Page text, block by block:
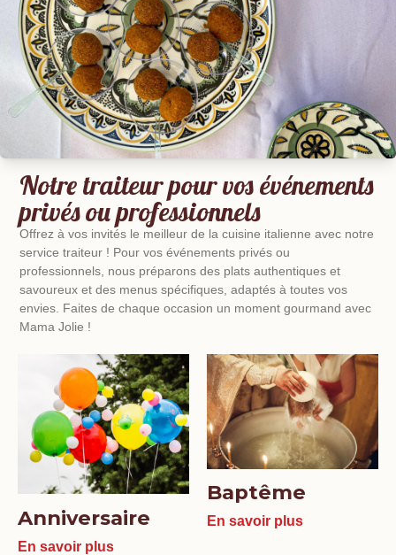
Notre traiteur pour vos événements
privés ou professionnels
Offrez à vos invités le meilleur de la cuisine italienne avec notre
service traiteur ! Pour vos événements privés ou
professionnels, nous préparons des plats authentiques et
savoureux et des menus spécifiques, adaptés à toutes vos
envies. Faites de chaque occasion un moment gourmand avec
Mama Jolie !
Anniversaire
En savoir plus
Baptême
En savoir plus